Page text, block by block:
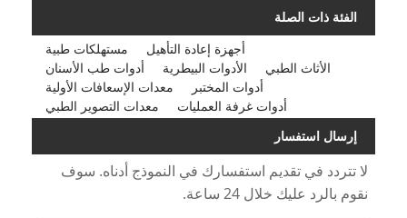
الفئة ذات الصلة
مستهلكات طبية
أجهزة إعادة التأهيل
أدوات طب الأسنان
الأدوات البيطرية
الأثاث الطبي
معدات الإسعافات الأولية
أدوات المختبر
معدات التصوير الطبي
أدوات غرفة العمليات
إرسال استفسار
لا تتردد في تقديم استفسارك في النموذج أدناه. سوف
نقوم بالرد عليك خلال 24 ساعة.